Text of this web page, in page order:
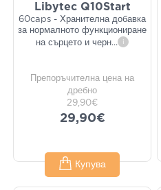
Libytec Q10Start
60caps - Хранителна добавка
за нормалното функциониране
на сърцето и черн... i
Препоръчителна цена на
дребно
29,90€
29,90€
Купува